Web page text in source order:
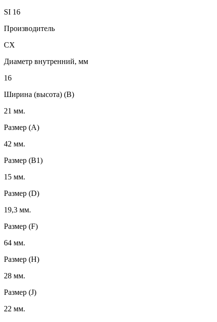
SI 16
Производитель
CX
Диаметр внутренний, мм
16
Ширина (высота) (B)
21 мм.
Размер (A)
42 мм.
Размер (B1)
15 мм.
Размер (D)
19,3 мм.
Размер (F)
64 мм.
Размер (H)
28 мм.
Размер (J)
22 мм.